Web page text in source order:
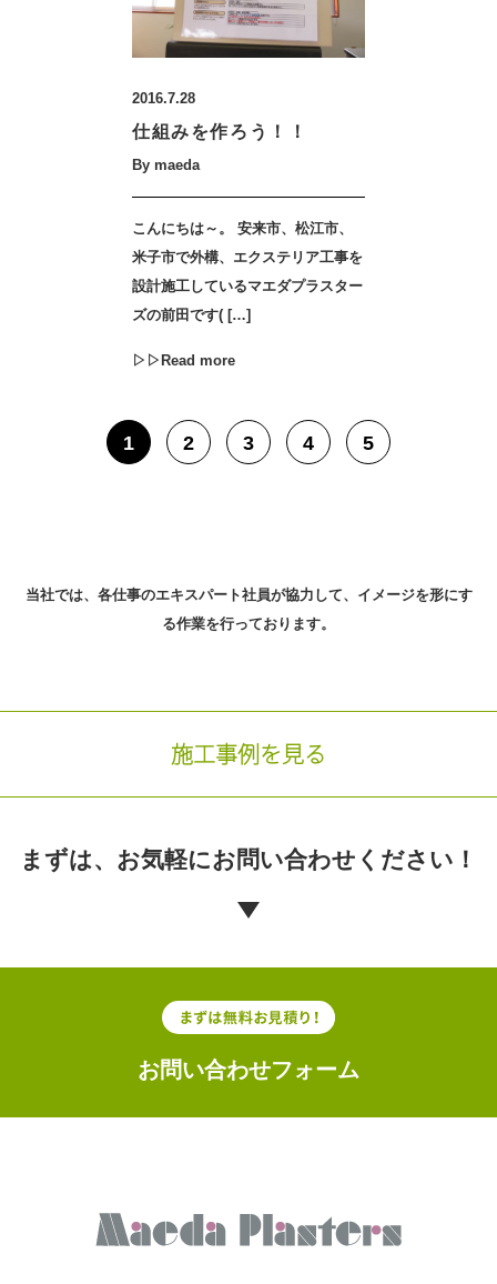
2016.7.28
仕組みを作ろう！！
By maeda
こんにちは～。 安来市、松江市、
米子市で外構、エクステリア工事を
設計施工しているマエダプラスター
ズの前田です( […]
▷▷Read more
1 2 3 4 5
当社では、各仕事のエキスパート社員が協力して、 イメージを形にす
る作業を行っております。
施工事例を見る
まずは、お気軽にお問い合わせください！
お問い合わせフォーム